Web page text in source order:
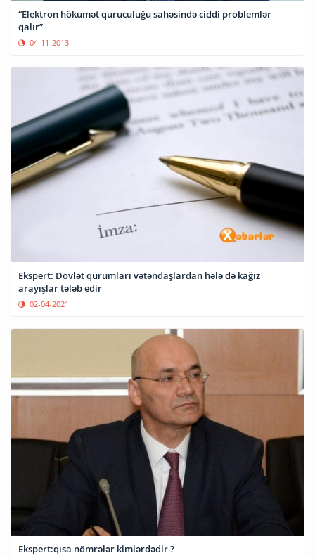
“Elektron hökumət quruculuğu sahəsində ciddi problemlər
qalır”
04-11-2013
Ekspert: Dövlət qurumları vətəndaşlardan hələ də kağız
arayışlar tələb edir
02-04-2021
Ekspert:qısa nömrələr kimlərdədir ?